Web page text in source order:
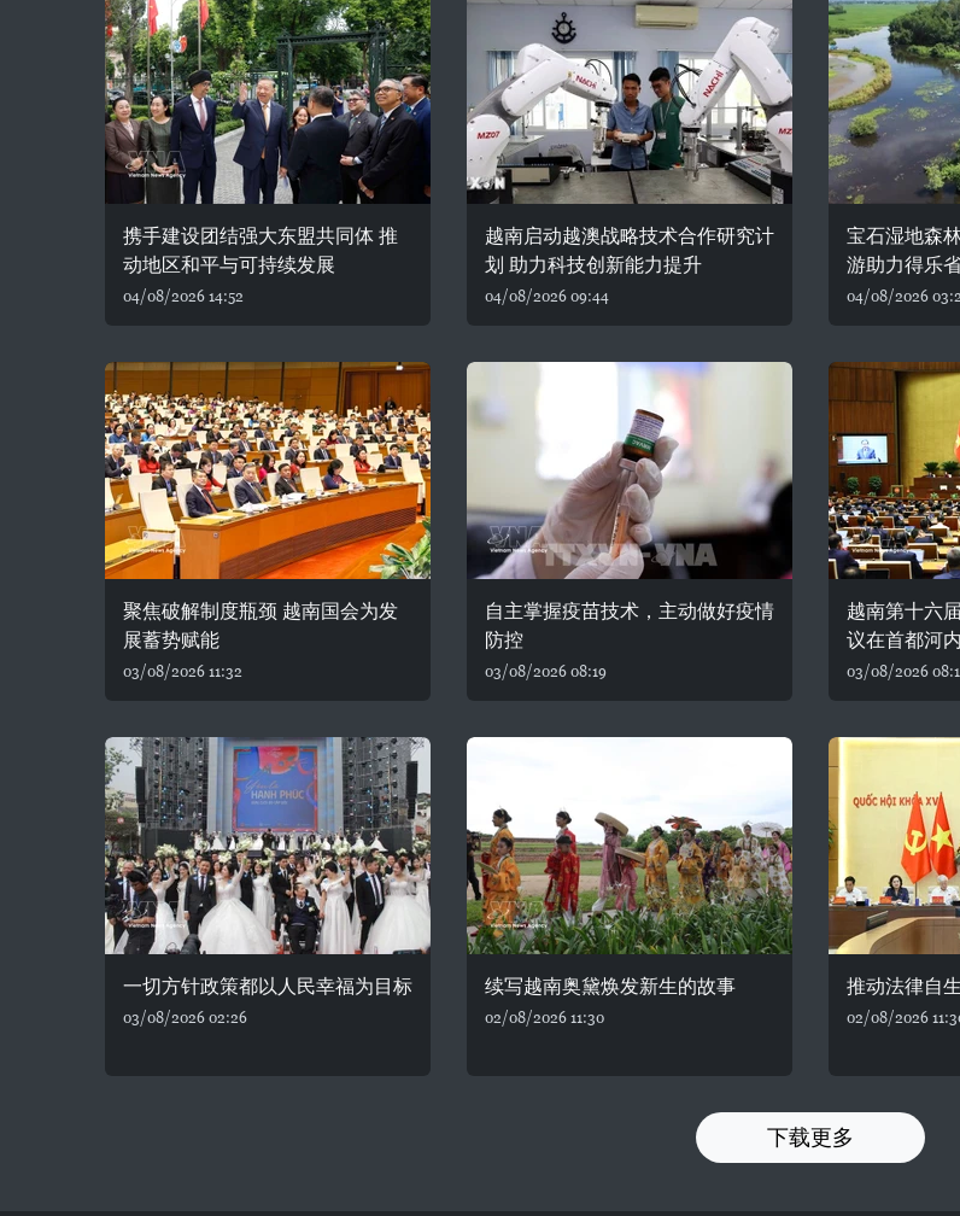
携手建设团结强大东盟共同体 推
动地区和平与可持续发展
04/08/2026 14:52
越南启动越澳战略技术合作研究计
划 助力科技创新能力提升
04/08/2026 09:44
宝石湿地森
游助力得乐
04/08/2026
聚焦破解制度瓶颈 越南国会为发
展蓄势赋能
03/08/2026 11:32
自主掌握疫苗技术，主动做好疫情
防控
03/08/2026 08:19
越南第十六
议在首都河
03/08/2026
一切方针政策都以人民幸福为目标
03/08/2026 02:26
续写越南奥黛焕发新生的故事
02/08/2026 11:30
推动法律自
02/08/2026
下载更多